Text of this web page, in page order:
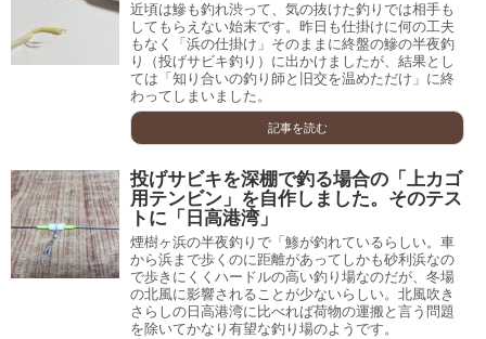
近頃は鰺も釣れ渋って、気の抜けた釣りでは相手も
してもらえない始末です。昨日も仕掛けに何の工夫
もなく「浜の仕掛け」そのままに終盤の鰺の半夜釣
り（投げサビキ釣り）に出かけましたが、結果とし
ては「知り合いの釣り師と旧交を温めただけ」に終
わってしまいました。
記事を読む
投げサビキを深棚で釣る場合の「上カゴ
用テンビン」を自作しました。そのテス
トに「日高港湾」
煙樹ヶ浜の半夜釣りで「鯵が釣れているらしい。車
から浜まで歩くのに距離があってしかも砂利浜なの
で歩きにくくハードルの高い釣り場なのだが、冬場
の北風に影響されることが少ないらしい。北風吹き
さらしの日高港湾に比べれば荷物の運搬と言う問題
を除いてかなり有望な釣り場のようです。